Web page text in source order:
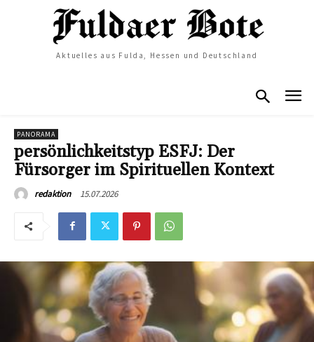
Aktuelles aus Fulda, Hessen und Deutschland
PANORAMA
persönlichkeitstyp ESFJ: Der
Fürsorger im Spirituellen Kontext
redaktion 15.07.2026